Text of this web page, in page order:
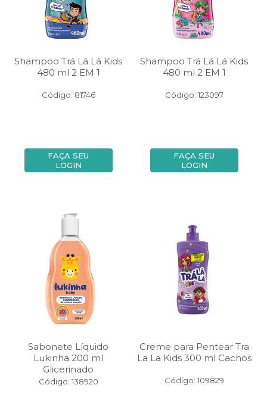
Shampoo Trá Lá Lá Kids
480 ml 2 EM 1
Código: 81746
FAÇA SEU
LOGIN
Shampoo Trá Lá Lá Kids
480 ml 2 EM 1
Código: 123097
FAÇA SEU
LOGIN
Sabonete Líquido
Lukinha 200 ml
Glicerinado
Código: 138920
Creme para Pentear Tra
La La Kids 300 ml Cachos
Código: 109829